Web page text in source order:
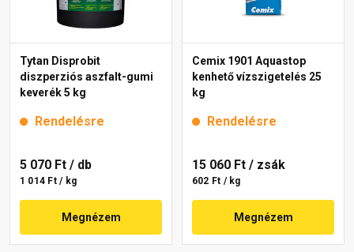
Tytan Disprobit
diszperziós aszfalt-gumi
keverék 5 kg
Rendelésre
5 070 Ft / db
1 014 Ft / kg
Megnézem
Cemix 1901 Aquastop
kenhető vízszigetelés 25
kg
Rendelésre
15 060 Ft / zsák
602 Ft / kg
Megnézem